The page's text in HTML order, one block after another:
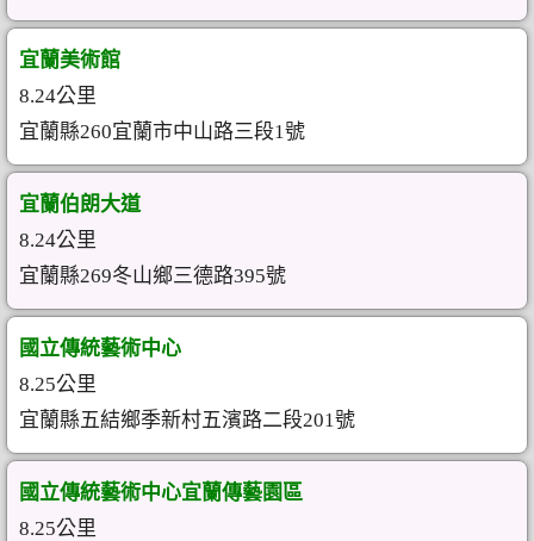
宜蘭美術館
8.24公里
宜蘭縣260宜蘭市中山路三段1號
宜蘭伯朗大道
8.24公里
宜蘭縣269冬山鄉三德路395號
國立傳統藝術中心
8.25公里
宜蘭縣五結鄉季新村五濱路二段201號
國立傳統藝術中心宜蘭傳藝園區
8.25公里